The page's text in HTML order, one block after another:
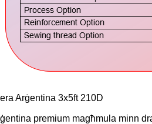
Arġentina 3x5ft 210D
premium magħmula minn